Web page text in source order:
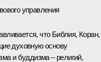
управления
что Библия, Коран,
духовную основу
и буддизма – религий,